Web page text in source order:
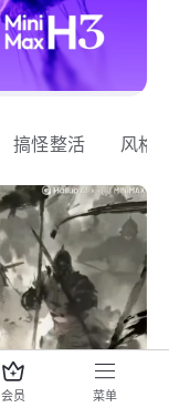
搞怪整活 风格
会员 菜单